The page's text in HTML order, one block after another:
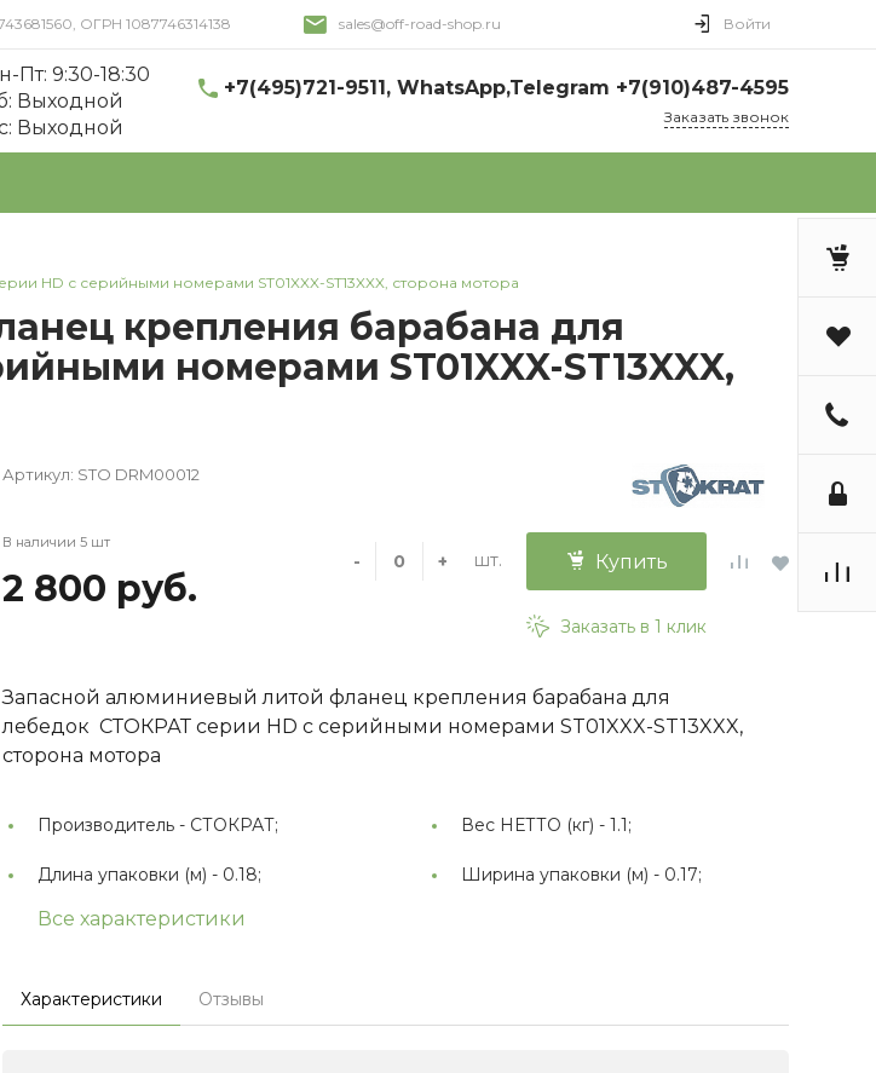
ОГРН 1087746314138 sales@off-road-shop.ru Войти
Пт: 9:30-18:30
Выходной
Выходной
+7(495)721-9511, WhatsApp,Telegram +7(910)487-4595
Заказать звонок
HD с серийными номерами ST01XXX-ST13XXX, сторона мотора
крепления барабана для
номерами ST01XXX-ST13XXX,
Артикул: STO DRM00012
В наличии 5 шт
2 800 руб.
- + шт. Купить
Заказать в 1 клик
Запасной алюминиевый литой фланец крепления барабана для
лебедок СТОКРАТ серии HD с серийными номерами ST01XXX-ST13XXX,
сторона мотора
Производитель - СТОКРАТ; Вес НЕТТО (кг) - 1.1;
Длина упаковки (м) - 0.18; Ширина упаковки (м) - 0.17;
Все характеристики
Характеристики Отзывы